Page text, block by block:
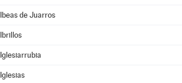
Ibeas de Juarros
Ibrillos
Iglesiarrubia
Iglesias